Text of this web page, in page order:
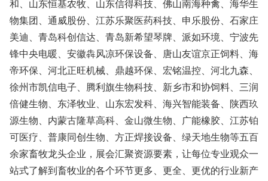
和、山东恒基农牧、山东信得科技、佛山南海种禽、海华生
物集团、通威股份、江苏乐聚医药科技、申乐股份、石家庄
美迪、青岛科创信达、青岛新希望琴牌、派如环境、宁波先
锋中央电暖、安徽犇风凉环保设备、唐山友谊京正饲料、海
帝环保、河北正旺机械、鼎越环保、宏铭温控、河北九森、
徐州市凯信电子、腾利旗生物科技、新乡市和协饲料、三润
倍健生物、东泽牧业、山东宏发科、海兴智能装备、陕西玖
源生物、内蒙古隆草高科、金山微生物、广能橡胶、江苏铂
可医疗、普康同创生物、方正焊接设备、绿天地生物等五百
余家畜牧龙头企业，展会汇聚资源要素，让每位专业观众一
站式了解到畜牧业的各个环节更多、更全、更优的行业新产